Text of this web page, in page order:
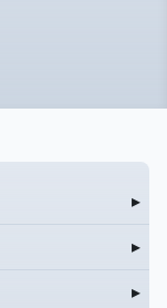
▸
▸
▸